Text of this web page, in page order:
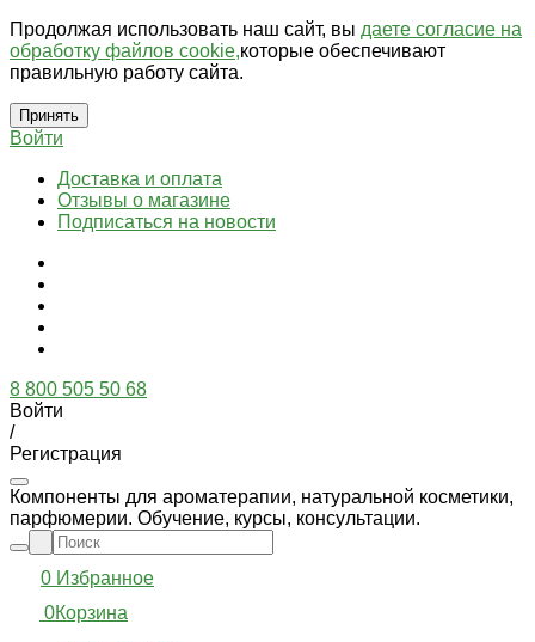
Продолжая использовать наш сайт, вы даете согласие на
обработку файлов cookie,которые обеспечивают
правильную работу сайта.
Принять
Войти
Доставка и оплата
Отзывы о магазине
Подписаться на новости
8 800 505 50 68
Войти
/
Регистрация
Компоненты для ароматерапии, натуральной косметики,
парфюмерии. Обучение, курсы, консультации.
0 Избранное
0Корзина